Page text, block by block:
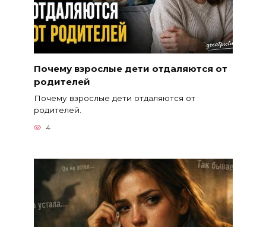
Почему взрослые дети отдаляются от
родителей
Почему взрослые дети отдаляются от
родителей.
4